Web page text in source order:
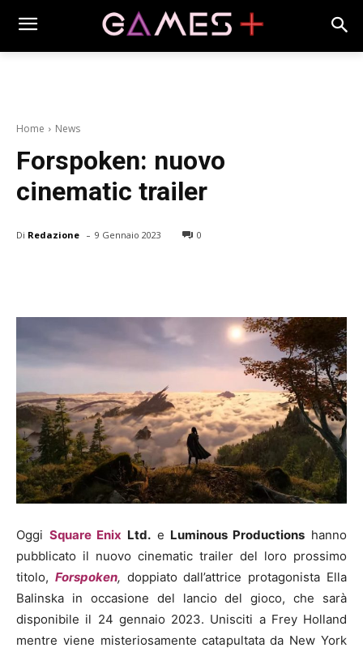
Home News
Forspoken: nuovo
cinematic trailer
Di Redazione - 9 Gennaio 2023 0
Oggi Square Enix Ltd. e Luminous Productions hanno
pubblicato il nuovo cinematic trailer del loro prossimo
titolo, Forspoken, doppiato dall’attrice protagonista Ella
Balinska in occasione del lancio del gioco, che sarà
disponibile il 24 gennaio 2023. Unisciti a Frey Holland
mentre viene misteriosamente catapultata da New York